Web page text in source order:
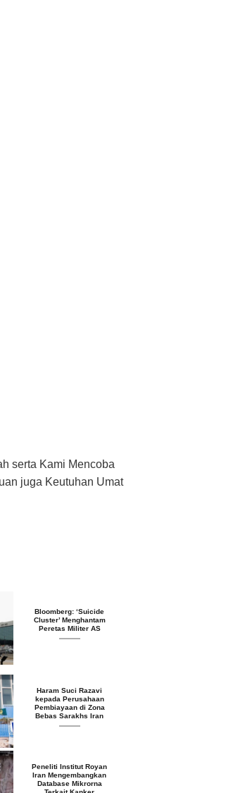
serta Kami Mencoba
juga Keutuhan Umat
Bloomberg: ‘Suicide
Cluster’ Menghantam
Peretas Militer AS
Haram Suci Razavi
kepada Perusahaan
Pembiayaan di Zona
Bebas Sarakhs Iran
Peneliti Institut Royan
Iran Mengembangkan
Database Mikrorna